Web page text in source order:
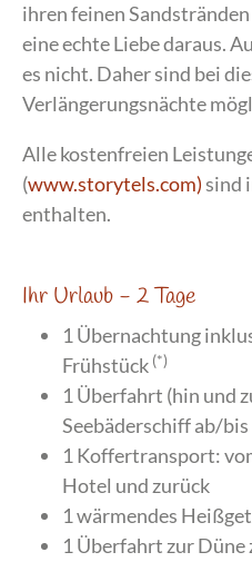
ihren feinen
eine echte Liebe daraus.
es nicht. Daher sind bei
Verlängerungsnächte
Alle kostenfreien
(www.storytels.com)sind
enthalten.
Ihr Urlaub - 2 Tage
1 Übernachtung
Frühstück (*)
1 Überfahrt (hin und
Seebäderschiff ab/
1 Koffertransport:
Hotel und zurück
1 wärmendes
1 Überfahrt zur Düne